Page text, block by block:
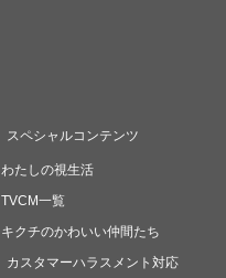
スペシャルコンテンツ
わたしの視生活
TVCM一覧
キクチのかわいい仲間たち
カスタマーハラスメント対応